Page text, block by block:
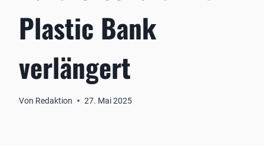
Plastic Bank
verlängert
Von Redaktion 27. Mai 2025